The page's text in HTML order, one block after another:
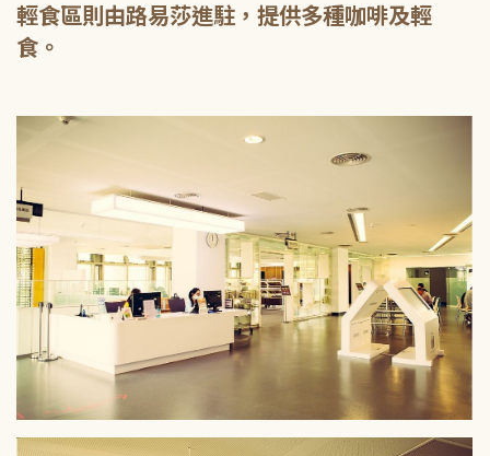
輕食區則由路易莎進駐，提供多種咖啡及輕
食。